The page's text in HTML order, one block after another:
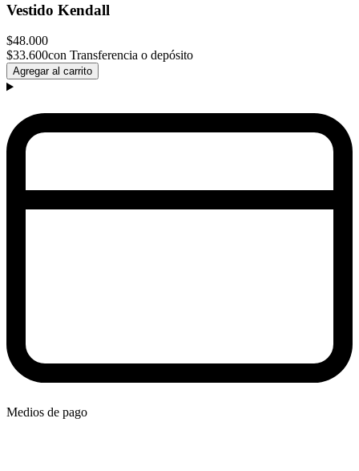
Vestido Kendall
$48.000
$33.600con Transferencia o depósito
Agregar al carrito
Medios de pago